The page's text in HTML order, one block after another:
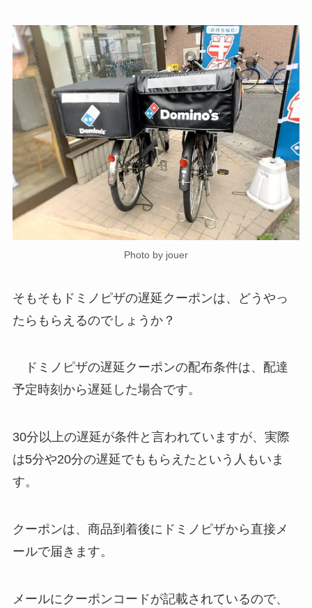
Photo by jouer
そもそもドミノピザの遅延クーポンは、どうやっ
たらもらえるのでしょうか？
ドミノピザの遅延クーポンの配布条件は、配達
予定時刻から遅延した場合です。
30分以上の遅延が条件と言われていますが、実際
は5分や20分の遅延でももらえたという人もいま
す。
クーポンは、商品到着後にドミノピザから直接メ
ールで届きます。
メールにクーポンコードが記載されているので、